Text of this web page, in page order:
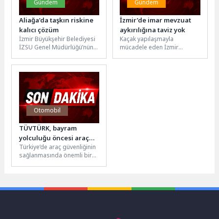
Gündem
Aliağa’da taşkın riskine
kalıcı çözüm
İzmir Büyükşehir Belediyesi
İZSU Genel Müdürlüğü’nün
Aliağa’da başlattığı yağmur
suyu hattı...
Gündem
İzmir’de imar mevzuat
aykırılığına taviz yok
Kaçak yapılaşmayla
mücadele eden İzmir
Otomobil
TÜVTÜRK, bayram
yolculuğu öncesi araç
muayenesinin önemini
vurguluyor
Türkiye’de araç güvenliğinin
sağlanmasında önemli bir
taşıyan...